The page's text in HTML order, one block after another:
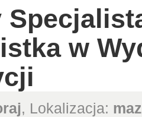
w
, Lokalizacja: